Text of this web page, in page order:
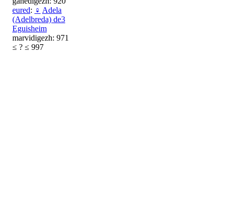
eured: ♀ Adela
(Adelbreda) de3
Eguisheim
marvidigezh: 971
≤ ? ≤ 997